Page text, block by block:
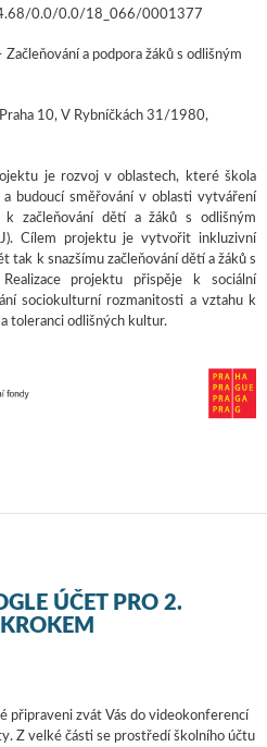
0.0/0.0/18_066/0001377
Začleňování a podpora žáků s odlišným
10, V Rybníčkách 31/1980,
je rozvoj v oblastech, které škola
budoucí směřování v oblasti vytváření
začleňování dětí a žáků s odlišným
Cílem projektu je vytvořit inkluzivní
tak k snazšímu začleňování dětí a žáků s
projektu přispěje k sociální
sociokulturní rozmanitosti a vztahu k
toleranci odlišných kultur.
ÚČET PRO 2.
připraveni zvát Vás do videokonferencí
Z velké části se prostředí školního účtu